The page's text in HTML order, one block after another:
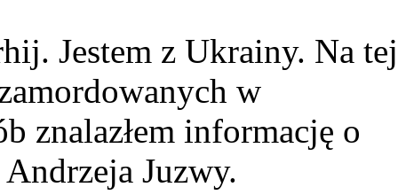
Jestem z Ukrainy. Na tej
w
znalazłem informację o
Juzwy.